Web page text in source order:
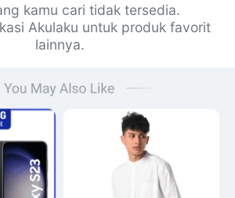
kamu cari tidak tersedia.
Akulaku untuk produk favorit
lainnya.